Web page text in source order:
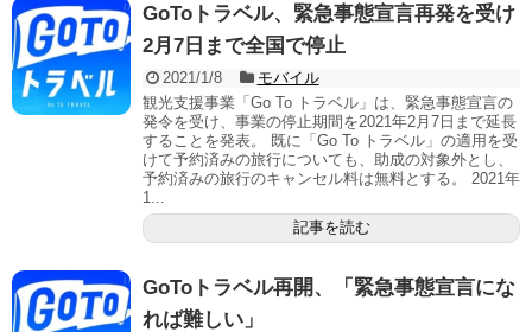
GoToトラベル、緊急事態宣言再発を受け
2月7日まで全国で停止
2021/1/8
モバイル
観光支援事業「Go To トラベル」は、緊急事態宣言の
発令を受け、事業の停止期間を2021年2月7日まで延長
することを発表。 既に「Go To トラベル」の適用を受
けて予約済みの旅行についても、助成の対象外とし、
予約済みの旅行のキャンセル料は無料とする。 2021年
1...
記事を読む
GoToトラベル再開、「緊急事態宣言にな
れば難しい」